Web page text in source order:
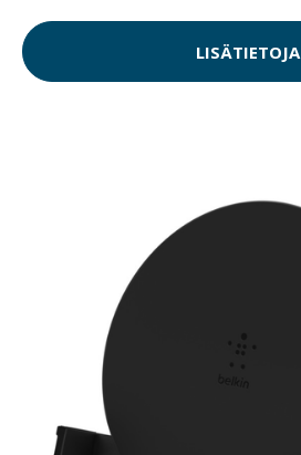
LISÄTIETOJA